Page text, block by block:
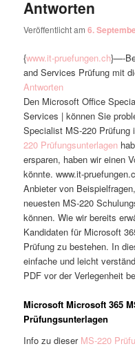
Antworten
Veröffentlicht am6.
{www.it-pruefungen.ch}—-
and Services Prüfung mit
Antworten
Den Microsoft Office
Services | können Sie
Specialist MS-220
220 Prüfungsunterlagen
ersparen, haben wir einen
könnte. www.it-
Anbieter von
neuesten MS-220
können. Wie wir bereits
Kandidaten für Microsoft
Prüfung zu bestehen. In
einfache und leicht
PDF vor der Verlegenheit
Microsoft Microsoft 365
Prüfungsunterlagen
Info zu dieser MS-220